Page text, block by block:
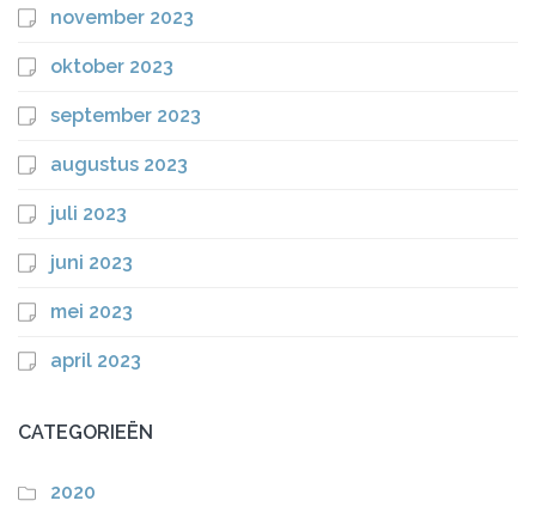
november 2023
oktober 2023
september 2023
augustus 2023
juli 2023
juni 2023
mei 2023
april 2023
CATEGORIEËN
2020